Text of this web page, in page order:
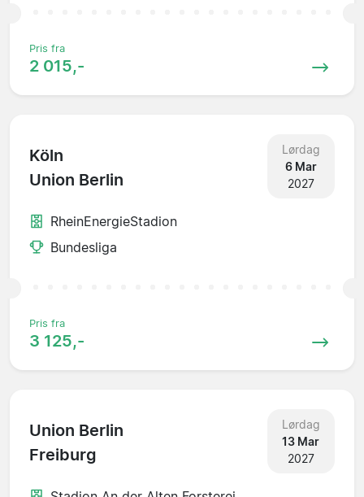
Pris fra
2 015,-
Köln
Union Berlin
Lørdag
6 Mar
2027
RheinEnergieStadion
Bundesliga
Pris fra
3 125,-
Union Berlin
Freiburg
Lørdag
13 Mar
2027